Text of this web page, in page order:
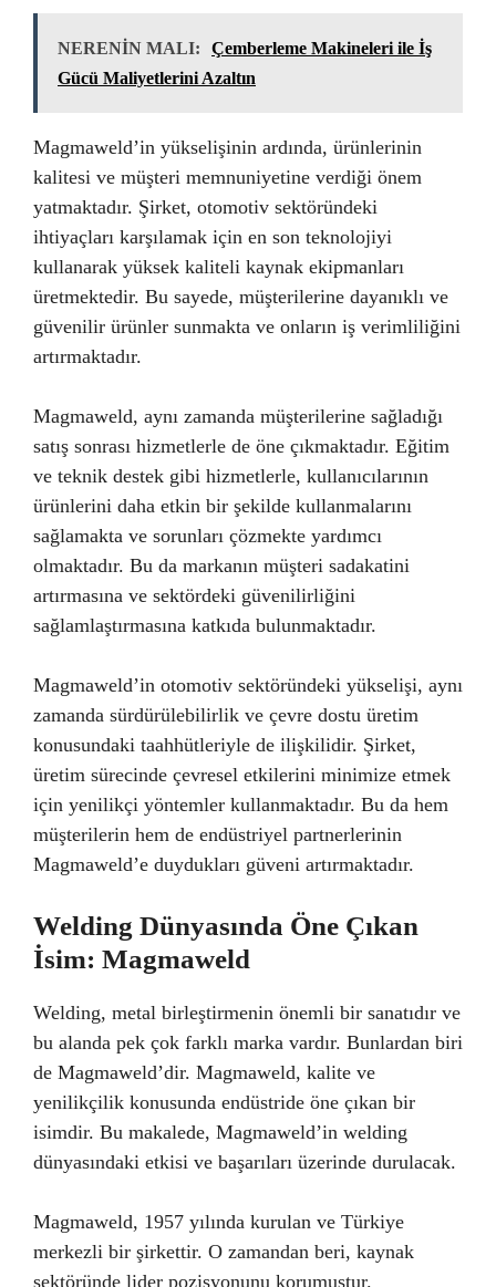
NERENİN MALI:
Çemberleme Makineleri ile İş
Gücü Maliyetlerini Azaltın
Magmaweld’in yükselişinin ardında, ürünlerinin
kalitesi ve müşteri memnuniyetine verdiği önem
yatmaktadır. Şirket, otomotiv sektöründeki
ihtiyaçları karşılamak için en son teknolojiyi
kullanarak yüksek kaliteli kaynak ekipmanları
üretmektedir. Bu sayede, müşterilerine dayanıklı ve
güvenilir ürünler sunmakta ve onların iş verimliliğini
artırmaktadır.
Magmaweld, aynı zamanda müşterilerine sağladığı
satış sonrası hizmetlerle de öne çıkmaktadır. Eğitim
ve teknik destek gibi hizmetlerle, kullanıcılarının
ürünlerini daha etkin bir şekilde kullanmalarını
sağlamakta ve sorunları çözmekte yardımcı
olmaktadır. Bu da markanın müşteri sadakatini
artırmasına ve sektördeki güvenilirliğini
sağlamlaştırmasına katkıda bulunmaktadır.
Magmaweld’in otomotiv sektöründeki yükselişi, aynı
zamanda sürdürülebilirlik ve çevre dostu üretim
konusundaki taahhütleriyle de ilişkilidir. Şirket,
üretim sürecinde çevresel etkilerini minimize etmek
için yenilikçi yöntemler kullanmaktadır. Bu da hem
müşterilerin hem de endüstriyel partnerlerinin
Magmaweld’e duydukları güveni artırmaktadır.
Welding Dünyasında Öne Çıkan
İsim: Magmaweld
Welding, metal birleştirmenin önemli bir sanatıdır ve
bu alanda pek çok farklı marka vardır. Bunlardan biri
de Magmaweld’dir. Magmaweld, kalite ve
yenilikçilik konusunda endüstride öne çıkan bir
isimdir. Bu makalede, Magmaweld’in welding
dünyasındaki etkisi ve başarıları üzerinde durulacak.
Magmaweld, 1957 yılında kurulan ve Türkiye
merkezli bir şirkettir. O zamandan beri, kaynak
sektöründe lider pozisyonunu korumuştur.